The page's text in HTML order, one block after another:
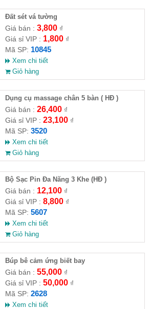
Đất sét vá tường
Giá bán : 3,800₫
Giá sỉ VIP : 1,800₫
Mã SP: 10845
Xem chi tiết
Giỏ hàng
Dụng cụ massage chân 5 bàn ( HĐ )
Giá bán : 26,400₫
Giá sỉ VIP : 23,100₫
Mã SP: 3520
Xem chi tiết
Giỏ hàng
Bộ Sạc Pin Đa Năng 3 Khe (HĐ )
Giá bán : 12,100₫
Giá sỉ VIP : 8,800₫
Mã SP: 5607
Xem chi tiết
Giỏ hàng
​Búp bê cảm ứng biết bay
Giá bán : 55,000₫
Giá sỉ VIP : 50,000₫
Mã SP: 2628
Xem chi tiết